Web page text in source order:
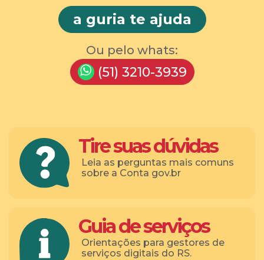
a guria te ajuda
Ou pelo whats:
(51) 3210-3939
Tire suas dúvidas
Leia as perguntas mais comuns
sobre a Conta gov.br
Guia de serviços
Orientações para gestores de
serviços digitais do RS.